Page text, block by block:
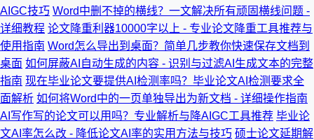
AIGC技巧 Word中删不掉的横线？一文解决所有顽固横线问题 -
详细教程 论文降重利器10000字以上 - 专业论文降重工具推荐与
使用指南 Word怎么导出到桌面？简单几步教你快速保存文档到
桌面 如何屏蔽AI自动生成的内容 - 识别与过滤AI生成文本的完整
指南 现在毕业论文要提供AI检测率吗？毕业论文AI检测要求全
面解析 如何将Word中的一页单独导出为新文档 - 详细操作指南
AI写作写的论文可以用吗？专业解析与降AIGC工具推荐 毕业论
文AI率怎么改 - 降低论文AI率的实用方法与技巧 硕士论文延期解